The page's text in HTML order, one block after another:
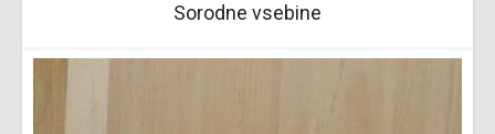
Sorodne vsebine